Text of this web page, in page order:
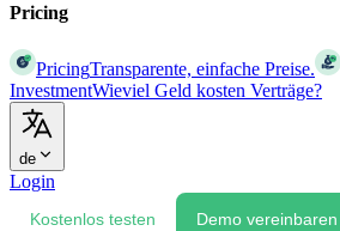
Pricing
PricingTransparente, einfache Preise.
InvestmentWieviel Geld kosten Verträge?
de
Login
Kostenlos testen Demo vereinbaren